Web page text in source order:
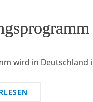
wird in Deutschland